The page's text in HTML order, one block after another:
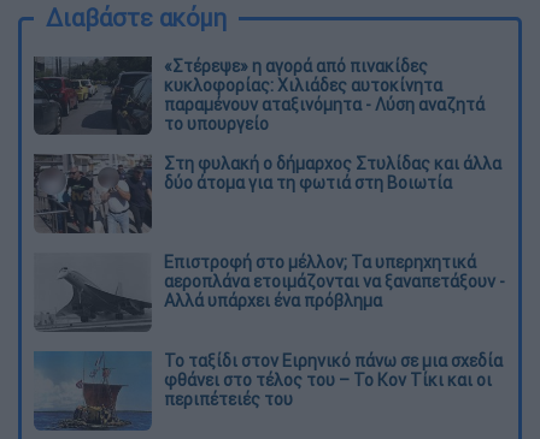
Διαβάστε ακόμη
«Στέρεψε» η αγορά από πινακίδες
κυκλοφορίας: Χιλιάδες αυτοκίνητα
παραμένουν αταξινόμητα - Λύση αναζητά
το υπουργείο
Στη φυλακή ο δήμαρχος Στυλίδας και άλλα
δύο άτομα για τη φωτιά στη Βοιωτία
Επιστροφή στο μέλλον; Τα υπερηχητικά
αεροπλάνα ετοιμάζονται να ξαναπετάξουν -
Αλλά υπάρχει ένα πρόβλημα
Το ταξίδι στον Ειρηνικό πάνω σε μια σχεδία
φθάνει στο τέλος του – Το Κον Τίκι και οι
περιπέτειές του